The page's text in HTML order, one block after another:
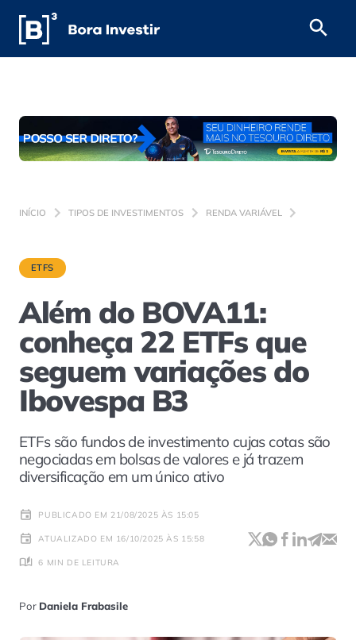
INÍCIO TIPOS DE INVESTIMENTOS RENDA VARIÁVEL
ETFS
Além do BOVA11:
conheça 22 ETFs que
seguem variações do
Ibovespa B3
ETFs são fundos de investimento cujas cotas são
negociadas em bolsas de valores e já trazem
diversificação em um único ativo
PUBLICADO EM 21/08/2025 ÀS 15:05
ATUALIZADO EM 16/10/2025 ÀS 15:58
6 MIN DE LEITURA
Por Daniela Frabasile